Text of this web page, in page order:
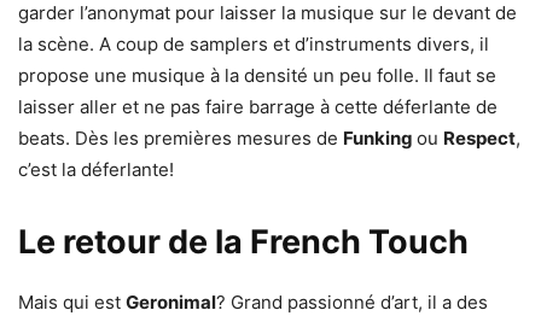
garder l’anonymat pour laisser la musique sur le devant de
la scène. A coup de samplers et d’instruments divers, il
propose une musique à la densité un peu folle. Il faut se
laisser aller et ne pas faire barrage à cette déferlante de
beats. Dès les premières mesures de Funking ou Respect,
c’est la déferlante!
Le retour de la French Touch
Mais qui est Geronimal? Grand passionné d’art, il a des